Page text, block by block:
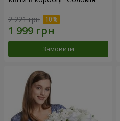
2 221 грн
Замовити